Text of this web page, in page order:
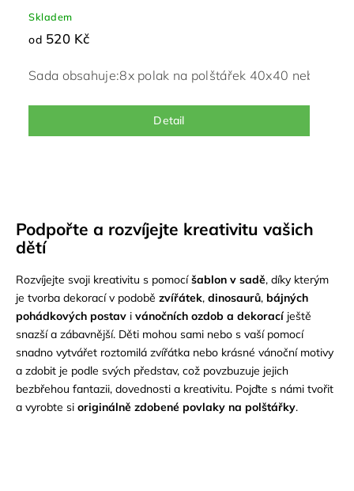
Skladem
od 520 Kč
Detail
Sada obsahuje:8x polak na polštářek 40x40 nebo
Podpořte a rozvíjejte kreativitu vašich
dětí
Rozvíjejte svoji kreativitu s pomocíšablon v sadě, díky kterým
je tvorba dekorací v podobě zvířátek, dinosaurů, bájných
pohádkových postav i vánočních ozdob a dekoracíještě
snazší a zábavnější. Děti mohou sami nebo s vaší pomocí
snadno vytvářet roztomilá zvířátka nebo krásné vánoční motivy
a zdobit je podle svých představ, což povzbuzuje jejich
bezbřehou fantazii, dovednosti a kreativitu. Pojďte s námi tvořit
a vyrobte si originálně zdobené povlaky na polštářky.